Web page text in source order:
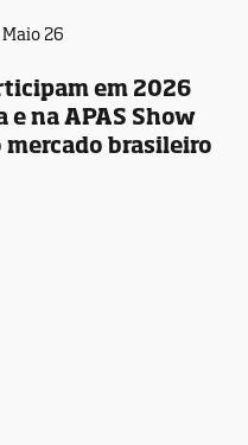
26
em 2026
na APAS Show
brasileiro